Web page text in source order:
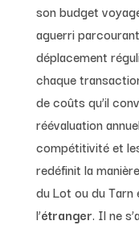
son budget
aguerri
déplacement
chaque
de coûts qu’il
réévaluation
compétitivité et
redéfinit la
du Lot ou du Tarn
l’étranger. Il ne